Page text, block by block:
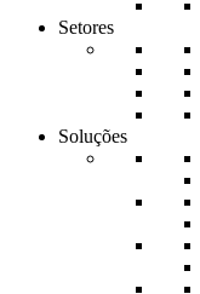
Setores
Soluções